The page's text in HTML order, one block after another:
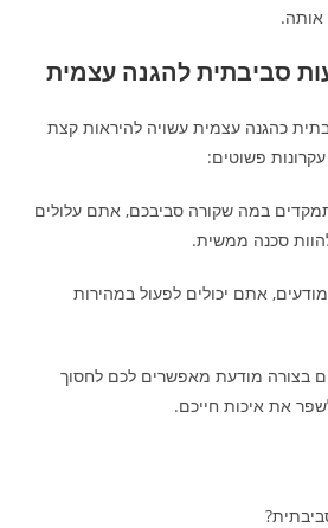
אותה.
סביבתית להגנה עצמית
כהגנה עצמית עשויה להיראות קצת
פשוטים:
במה שקורה סביבכם, אתם עלולים
סכנה ממשית.
אתם יכולים לפעול במהירות
בצורה מודעת מאפשרים לכם לחסוך
את איכות חייכם.